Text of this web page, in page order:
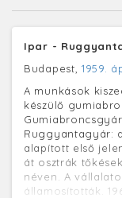
Ipar -
Budapest, 1959.
A munkások
készülő
Ruggyantagyár:
alapított első
át osztrák
néven. A
államosították.